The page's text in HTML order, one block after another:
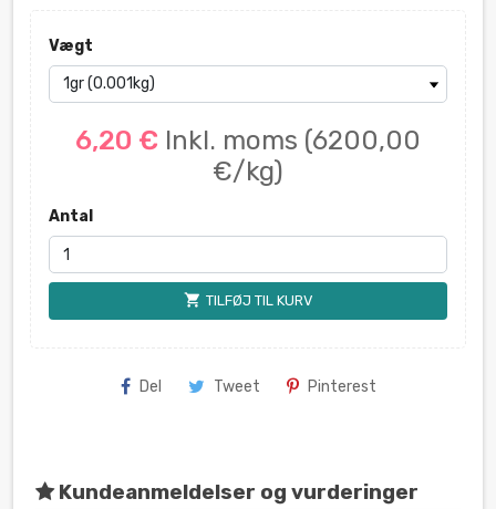
Vægt
6,20 € Inkl. moms (6200,00
€/kg)
Antal
shopping_cart TILFØJ TIL KURV
Del Tweet Pinterest
Kundeanmeldelser og vurderinger